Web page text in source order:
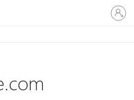
Meld
je
aan
je